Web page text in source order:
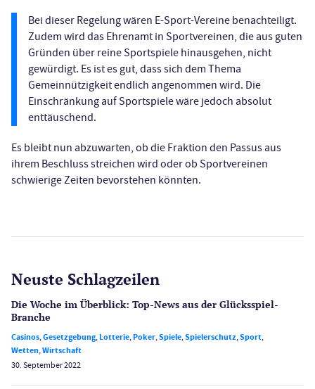
Bei dieser Regelung wären E-Sport-Vereine benachteiligt.
Zudem wird das Ehrenamt in Sportvereinen, die aus guten
Gründen über reine Sportspiele hinausgehen, nicht
gewürdigt. Es ist es gut, dass sich dem Thema
Gemeinnützigkeit endlich angenommen wird. Die
Einschränkung auf Sportspiele wäre jedoch absolut
enttäuschend.
Es bleibt nun abzuwarten, ob die Fraktion den Passus aus
ihrem Beschluss streichen wird oder ob Sportvereinen
schwierige Zeiten bevorstehen könnten.
Neuste Schlagzeilen
Die Woche im Überblick: Top-News aus der Glücksspiel-
Branche
Casinos,Gesetzgebung,Lotterie,Poker,Spiele,Spielerschutz,Sport,
Wetten,Wirtschaft
30. September 2022